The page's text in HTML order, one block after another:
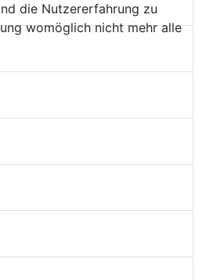
die Nutzererfahrung zu
womöglich nicht mehr alle